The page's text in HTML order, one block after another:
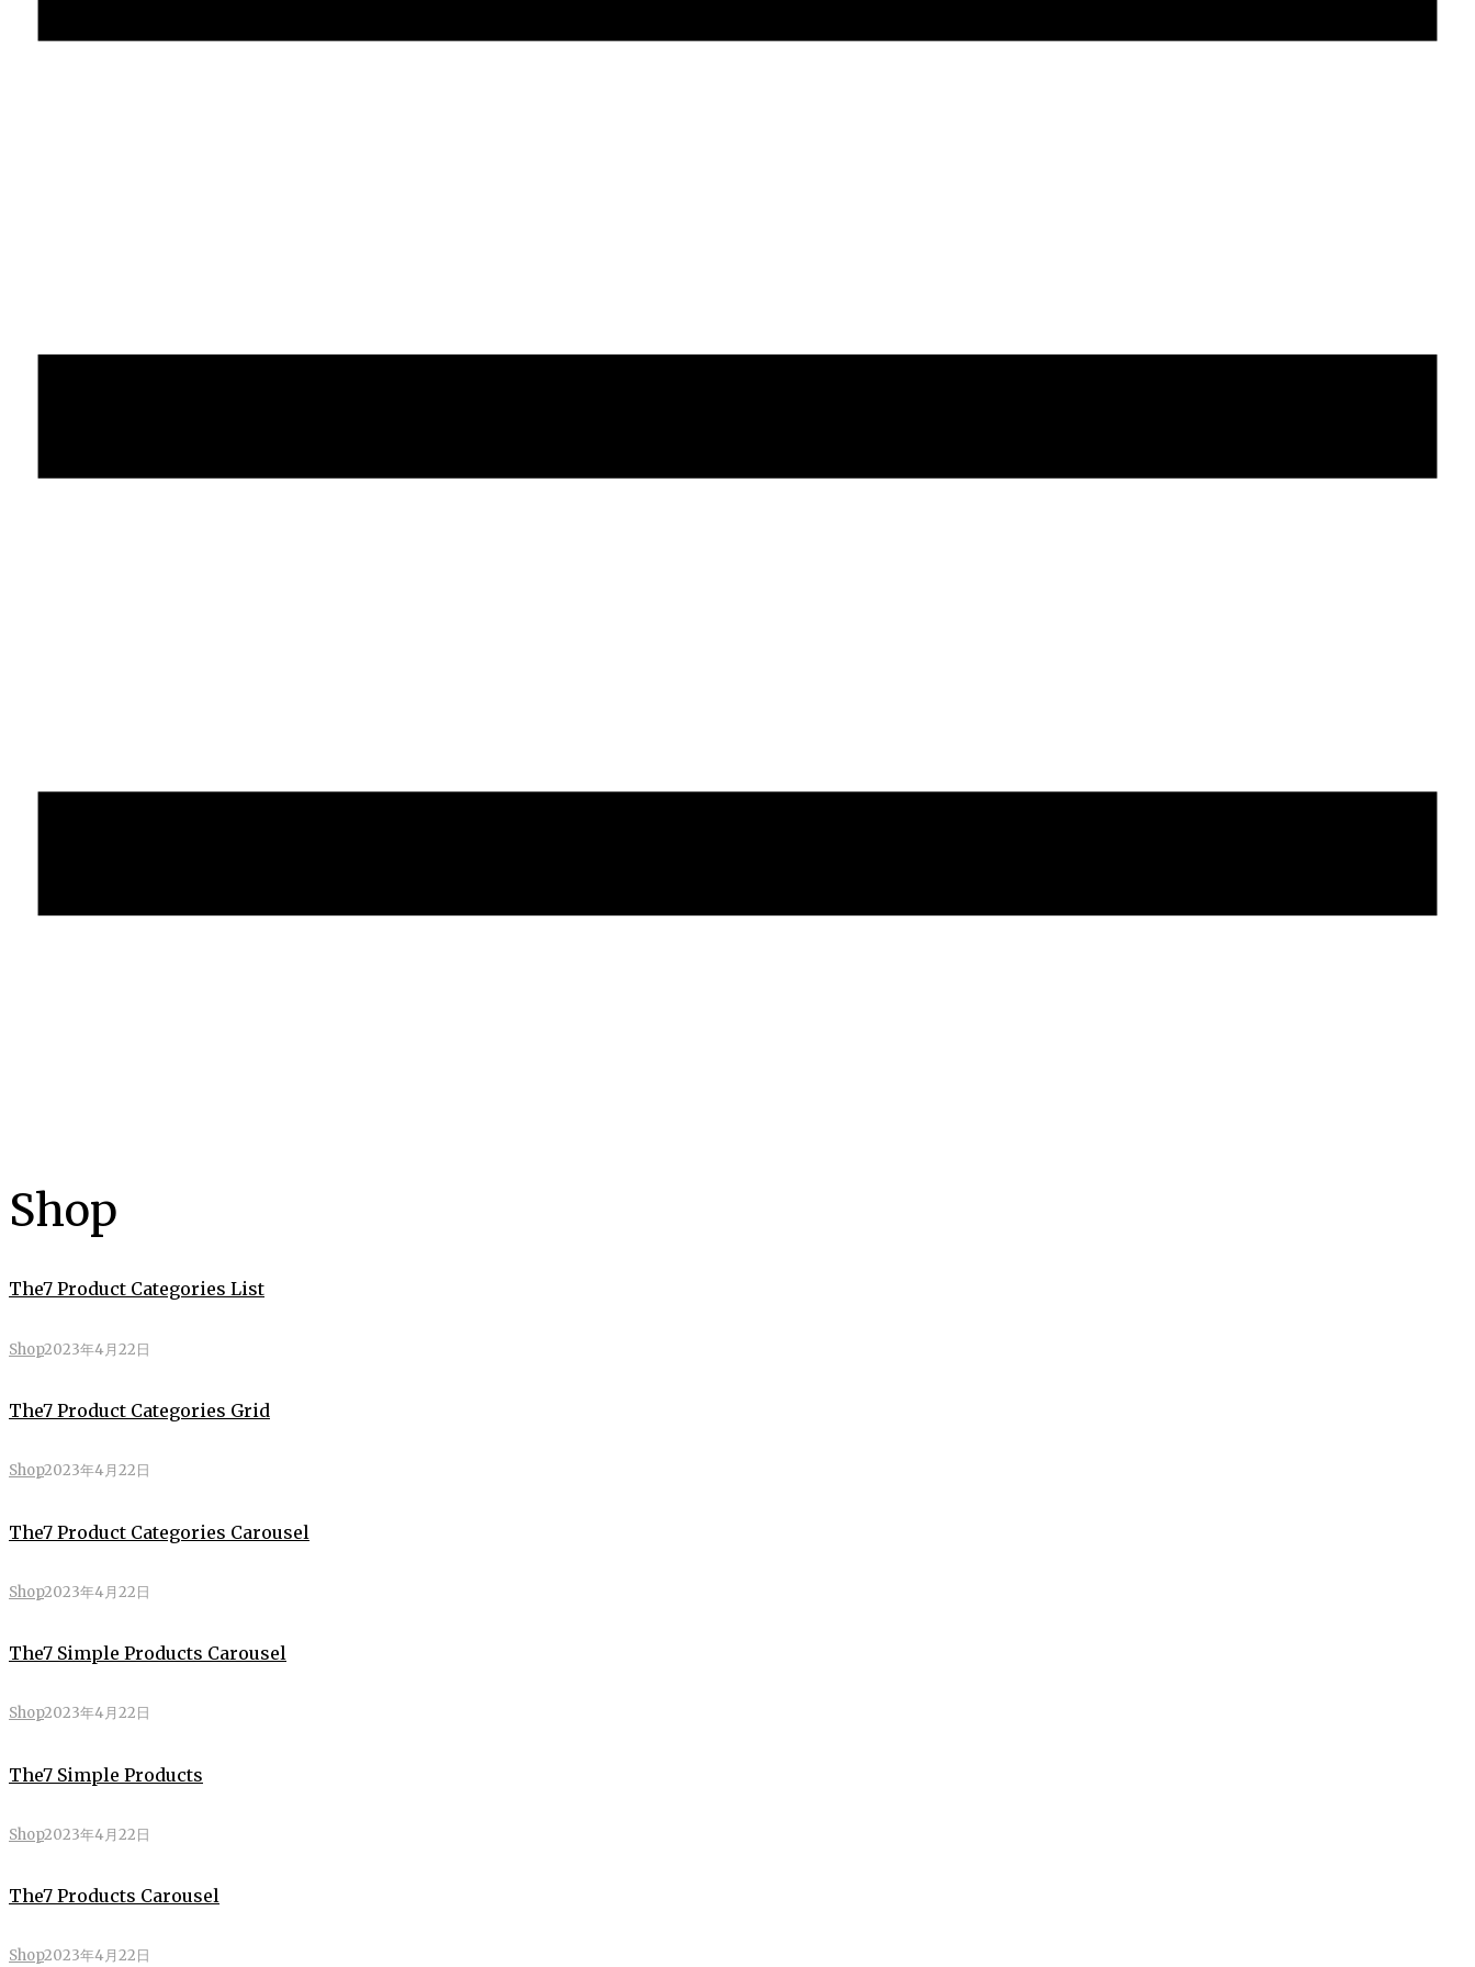
Shop
The7 Product Categories List
Shop2023年4月22日
The7 Product Categories Grid
Shop2023年4月22日
The7 Product Categories Carousel
Shop2023年4月22日
The7 Simple Products Carousel
Shop2023年4月22日
The7 Simple Products
Shop2023年4月22日
The7 Products Carousel
Shop2023年4月22日